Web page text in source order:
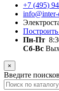
+7 (495)
info@inter-
Пн-Пт
Сб-Вс
×
Введите